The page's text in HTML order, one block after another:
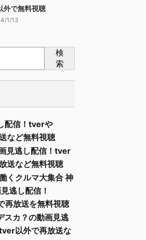
で無料視聴
1/13
検
索
配信！tverや
など無料視聴
見逃し配信！tver
送など無料視聴
くクルマ大集合 神
逃し配信！
放送を無料視聴
スカ？の動画見逃
以外で再放送な